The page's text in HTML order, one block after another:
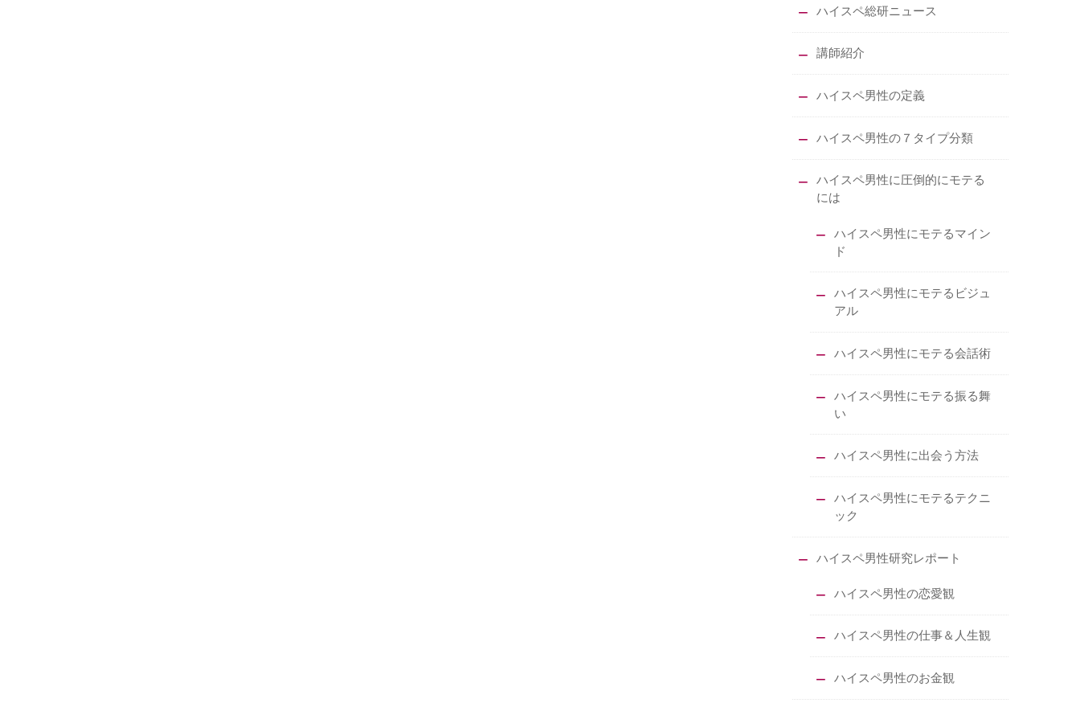
ハイスペ総研ニュース
講師紹介
ハイスペ男性の定義
ハイスペ男性の７タイプ分類
ハイスペ男性に圧倒的にモテる
には
ハイスペ男性にモテるマイン
ド
ハイスペ男性にモテるビジュ
アル
ハイスペ男性にモテる会話術
ハイスペ男性にモテる振る舞
い
ハイスペ男性に出会う方法
ハイスペ男性にモテるテクニ
ック
ハイスペ男性研究レポート
ハイスペ男性の恋愛観
ハイスペ男性の仕事＆人生観
ハイスペ男性のお金観